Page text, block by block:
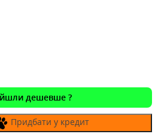
дешевше ?
Придбати у кредит